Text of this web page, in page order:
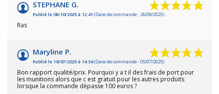
STEPHANE G.
Publié le 08/10/2025 à 12:41 (Date de commande : 26/09/2025)
Ras
Maryline P.
Publié le 19/07/2025 à 14:34(Date de commande : 05/07/2025)
Bon rapport qualité/prix. Pourquoi y a t il des frais de port pour
les munitions alors que c est gratuit pour les autres produits
lorsque la commande dépasse 100 euros ?